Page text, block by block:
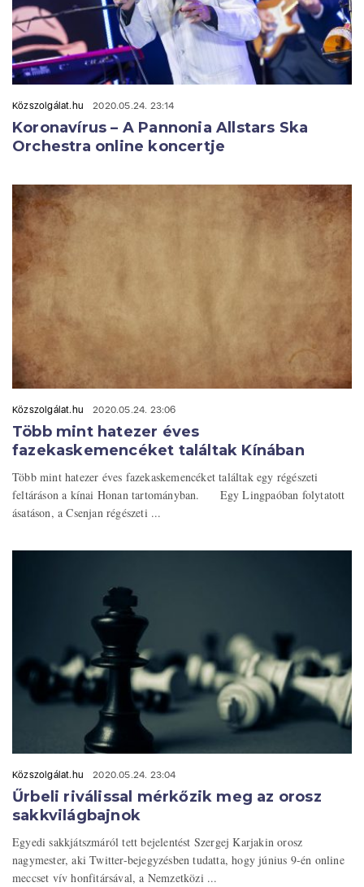
Közszolgálat.hu 2020.05.24. 23:14
Koronavírus – A Pannonia Allstars Ska
Orchestra online koncertje
Közszolgálat.hu 2020.05.24. 23:06
Több mint hatezer éves
fazekaskemencéket találtak Kínában
Több mint hatezer éves fazekaskemencéket találtak egy régészeti
feltáráson a kínai Honan tartományban. Egy Lingpaóban folytatott
ásatáson, a Csenjan régészeti ...
Közszolgálat.hu 2020.05.24. 23:04
Űrbeli riválissal mérkőzik meg az orosz
sakkvilágbajnok
Egyedi sakkjátszmáról tett bejelentést Szergej Karjakin orosz
nagymester, aki Twitter-bejegyzésben tudatta, hogy június 9-én online
meccset vív honfitársával, a Nemzetközi ...